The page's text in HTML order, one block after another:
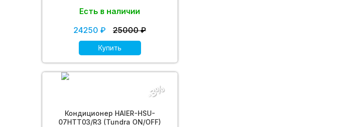
Есть в наличии
24250 ₽ 25000 ₽
Купить
Кондиционер HAIER-HSU-
07HTT03/R3 (Tundra ON/OFF)
-3%